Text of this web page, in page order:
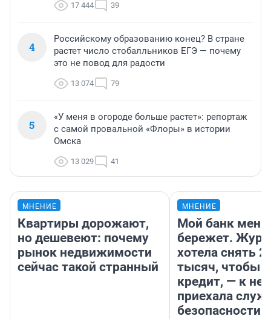
17 444 39
4
Российскому образованию конец? В стране
растет число стобалльников ЕГЭ — почему
это не повод для радости
13 074 79
5
«У меня в огороде больше растет»: репортаж
с самой провальной «Флоры» в истории
Омска
13 029 41
МНЕНИЕ
Квартиры дорожают,
но дешевеют: почему
рынок недвижимости
сейчас такой странный
МНЕНИЕ
Мой банк меня
бережет.
хотела снять
тысяч, чтобы
кредит, — к
приехала
безопасности